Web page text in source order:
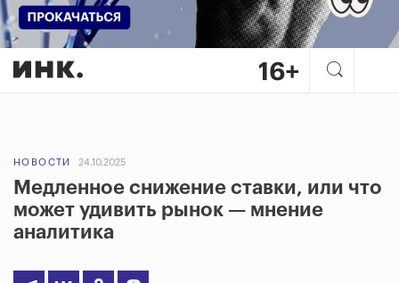
НОВОСТИ 24.10.2025
Медленное снижение ставки, или что
может удивить рынок — мнение
аналитика